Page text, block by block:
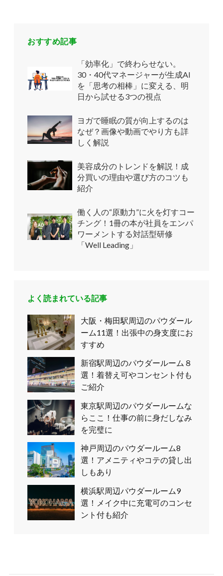
おすすめ記事
「効率化」で終わらせない。
30・40代マネージャーが生成AI
を「思考の相棒」に変える、明
日から試せる3つの視点
ヨガで睡眠の質が向上するのは
なぜ？画像や動画でやり方も詳
しく解説
美容成分のトレンドを解説！成
分買いの理由や選び方のコツも
紹介
働く人の“原動力”に火を灯すコー
チング！1冊の本が社員をエンパ
ワーメントする対話型研修
「Well Leading」
よく読まれている記事
大阪・梅田駅周辺のパウダール
ーム11選！出張中の身支度にお
すすめ
新宿駅周辺のパウダールーム８
選！着替え可やコンセント付も
ご紹介
東京駅周辺のパウダールームな
らここ！仕事の前に身だしなみ
を完璧に
神戸周辺のパウダールーム8
選！アメニティやコテの貸し出
しもあり
横浜駅周辺パウダールーム9
選！メイク中に充電可のコンセ
ント付も紹介